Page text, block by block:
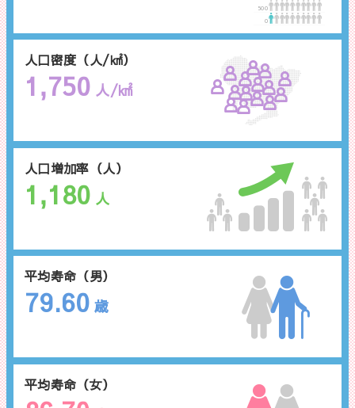
人口密度（人/㎢）
1,750 人/㎢
平均寿命（男）
79.60 歳
500
0
人口増加率（人）
1,180 人
平均寿命（女）